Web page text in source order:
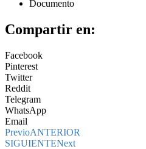
Documento
Compartir en:
Facebook
Pinterest
Twitter
Reddit
Telegram
WhatsApp
Email
PrevioANTERIOR
SIGUIENTENext